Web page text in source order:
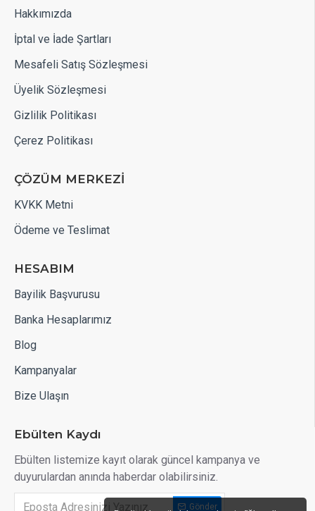
Hakkımızda
İptal ve İade Şartları
Mesafeli Satış Sözleşmesi
Üyelik Sözleşmesi
Gizlilik Politikası
Çerez Politikası
ÇÖZÜM MERKEZİ
KVKK Metni
Ödeme ve Teslimat
HESABIM
Bayilik Başvurusu
Banka Hesaplarımız
Blog
Kampanyalar
Bize Ulaşın
Ebülten Kaydı
Ebülten listemize kayıt olarak güncel kampanya ve
duyurulardan anında haberdar olabilirsiniz.
Gönder